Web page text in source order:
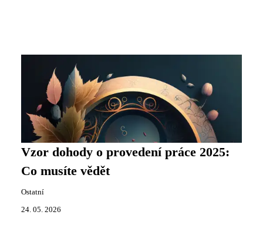
Vzor dohody o provedení práce 2025:
Co musíte vědět
Ostatní
24. 05. 2026